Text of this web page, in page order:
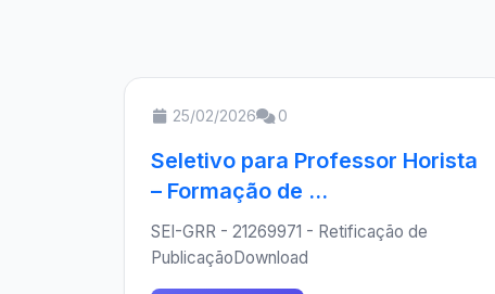
25/02/2026 0
Seletivo para Professor Horista
– Formação de ...
SEI-GRR - 21269971 - Retificação de
PublicaçãoDownload